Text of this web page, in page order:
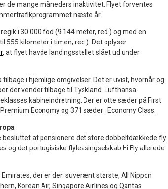
de mange måneders inaktivitet. Flyet forventes
næste år.
i 30.000 fod (9.144 meter, red.) og med en
555 kilometer i timen, red.). Det oplyser
, at flyet havde landingsstellet slået ud under
i hjemlige omgivelser. Det er uvist, hvornår og
der vender tilbage til Tyskland. Lufthansa-
kabineindretning. Der er otte sæder på First
Economy og 371 sæder i Economy Class.
besluttet at pensionere det store dobbeltdækkede fly.
og det portugisiske flyleasingselskab Hi Fly allerede
der er den suverænt største, All Nippon
Korean Air, Singapore Airlines og Qantas